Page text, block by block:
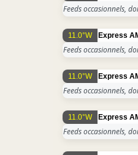
Feeds occasionnels,
11.0°W Express
Feeds occasionnels,
11.0°W Express
Feeds occasionnels,
11.0°W Express
Feeds occasionnels,